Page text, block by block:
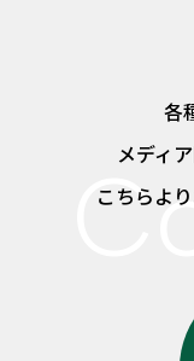
各
メディ
こちらよ